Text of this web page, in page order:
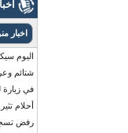
اخبار
اليوم سيكون
شتائم
في زيارة
أحلام
رفض